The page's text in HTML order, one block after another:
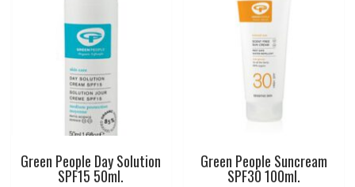
Green People Day Solution
SPF15 50ml.
Green People Suncream
SPF30 100ml.